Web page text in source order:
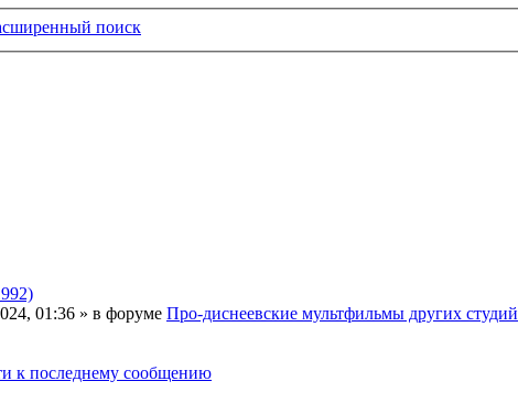
поиск
01:36 » в форуме Про-диснеевские мультфильмы других студий
к последнему сообщению